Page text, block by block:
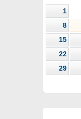
1
8
15
22
29